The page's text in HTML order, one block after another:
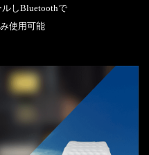
しBluetoothで
使用可能